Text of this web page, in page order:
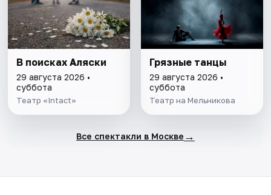
В поисках Аляски
29 августа 2026 •
суббота
Театр «Intact»
Грязные танцы
29 августа 2026 •
суббота
Театр на Мельникова
Все спектакли в Москве →